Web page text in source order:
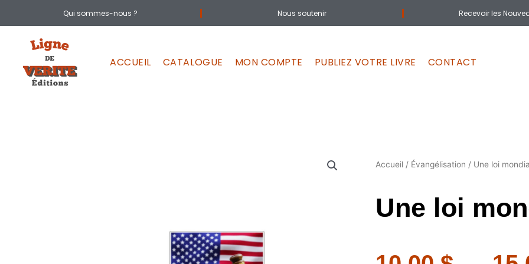
au
contenu
Qui sommes-nous ? Nous soutenir Recevoir les
ACCUEIL CATALOGUE MON COMPTE PUBLIEZ VOTRE LIVRE CONTACT
Accueil/ Évangélisation / Une loi
Une loi